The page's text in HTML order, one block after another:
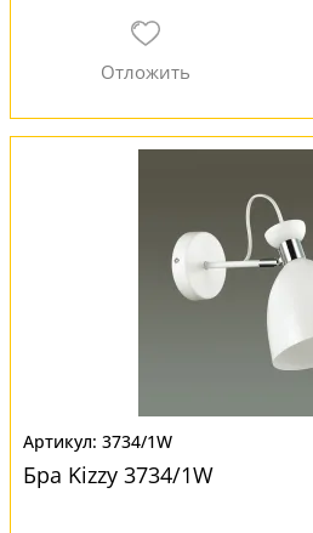
3734/1W
Бра Kizzy 3734/1W